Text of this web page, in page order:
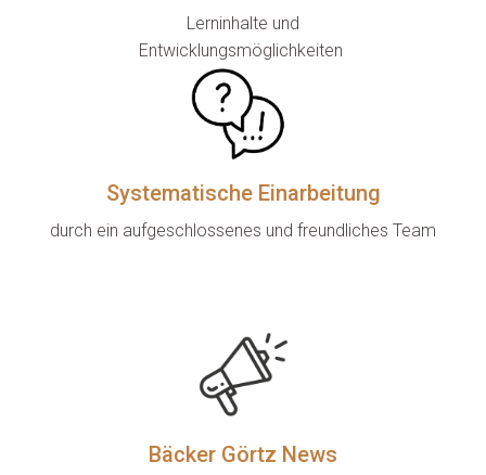
Lerninhalte und
Entwicklungsmöglichkeiten
Systematische Einarbeitung
durch ein aufgeschlossenes und freundliches Team
Bäcker Görtz News